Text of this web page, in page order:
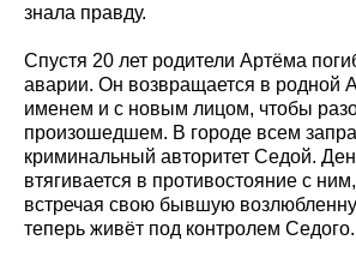
знала правду.
Спустя 20 лет родители Артёма
аварии. Он возвращается в родной
именем и с новым лицом, чтобы
произошедшем. В городе всем
криминальный авторитет Седой.
втягивается в противостояние с
встречая свою бывшую
теперь живёт под контролем Седого.